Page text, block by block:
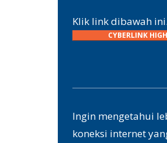
Klik link dibawah ini.
CYBERLINK
Ingin mengetahui
koneksi internet